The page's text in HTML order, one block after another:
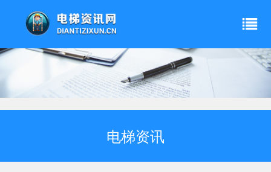
电梯资讯